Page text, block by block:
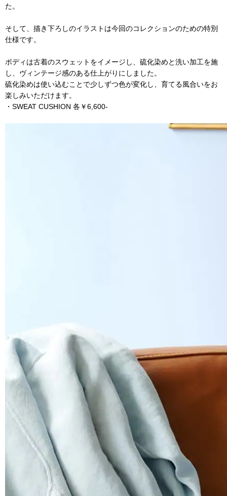
た。
そして、描き下ろしのイラストは今回のコレクションのための特別
仕様です。
ボディは古着のスウェットをイメージし、硫化染めと洗い加工を施
し、ヴィンテージ感のある仕上がりにしました。
硫化染めは使い込むことで少しずつ色が変化し、育てる風合いをお
楽しみいただけます。
・SWEAT CUSHION 各￥6,600-